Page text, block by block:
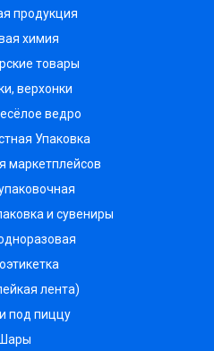
продукция
химия
товары
верхонки
ведро
Упаковка
маркетплейсов
и сувениры
лента)
под пиццу